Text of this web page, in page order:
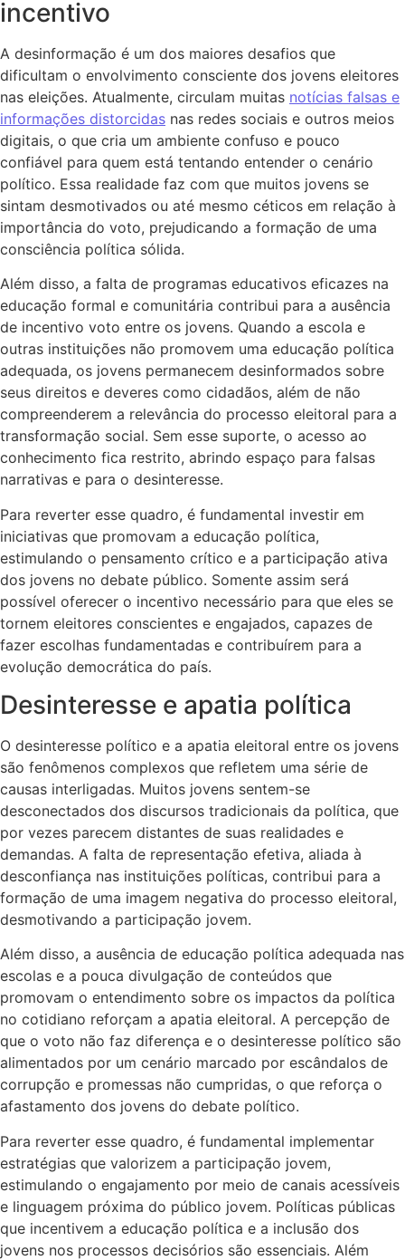
incentivo
A desinformação é um dos maiores desafios que
dificultam o envolvimento consciente dos jovens eleitores
nas eleições. Atualmente, circulam muitas notícias falsas e
informações distorcidas nas redes sociais e outros meios
digitais, o que cria um ambiente confuso e pouco
confiável para quem está tentando entender o cenário
político. Essa realidade faz com que muitos jovens se
sintam desmotivados ou até mesmo céticos em relação à
importância do voto, prejudicando a formação de uma
consciência política sólida.
Além disso, a falta de programas educativos eficazes na
educação formal e comunitária contribui para a ausência
de incentivo voto entre os jovens. Quando a escola e
outras instituições não promovem uma educação política
adequada, os jovens permanecem desinformados sobre
seus direitos e deveres como cidadãos, além de não
compreenderem a relevância do processo eleitoral para a
transformação social. Sem esse suporte, o acesso ao
conhecimento fica restrito, abrindo espaço para falsas
narrativas e para o desinteresse.
Para reverter esse quadro, é fundamental investir em
iniciativas que promovam a educação política,
estimulando o pensamento crítico e a participação ativa
dos jovens no debate público. Somente assim será
possível oferecer o incentivo necessário para que eles se
tornem eleitores conscientes e engajados, capazes de
fazer escolhas fundamentadas e contribuírem para a
evolução democrática do país.
Desinteresse e apatia política
O desinteresse político e a apatia eleitoral entre os jovens
são fenômenos complexos que refletem uma série de
causas interligadas. Muitos jovens sentem-se
desconectados dos discursos tradicionais da política, que
por vezes parecem distantes de suas realidades e
demandas. A falta de representação efetiva, aliada à
desconfiança nas instituições políticas, contribui para a
formação de uma imagem negativa do processo eleitoral,
desmotivando a participação jovem.
Além disso, a ausência de educação política adequada nas
escolas e a pouca divulgação de conteúdos que
promovam o entendimento sobre os impactos da política
no cotidiano reforçam a apatia eleitoral. A percepção de
que o voto não faz diferença e o desinteresse político são
alimentados por um cenário marcado por escândalos de
corrupção e promessas não cumpridas, o que reforça o
afastamento dos jovens do debate político.
Para reverter esse quadro, é fundamental implementar
estratégias que valorizem a participação jovem,
estimulando o engajamento por meio de canais acessíveis
e linguagem próxima do público jovem. Políticas públicas
que incentivem a educação política e a inclusão dos
jovens nos processos decisórios são essenciais. Além